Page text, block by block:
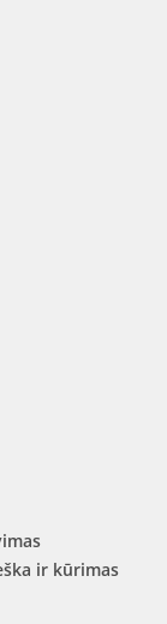
ir kūrimas